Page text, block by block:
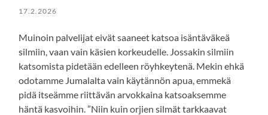
17.2.2026
Muinoin palvelijat eivät saaneet katsoa isäntäväkeä
silmiin, vaan vain käsien korkeudelle. Jossakin silmiin
katsomista pidetään edelleen röyhkeytenä. Mekin ehkä
odotamme Jumalalta vain käytännön apua, emmekä
pidä itseämme riittävän arvokkaina katsoaksemme
häntä kasvoihin. ”Niin kuin orjien silmät tarkkaavat